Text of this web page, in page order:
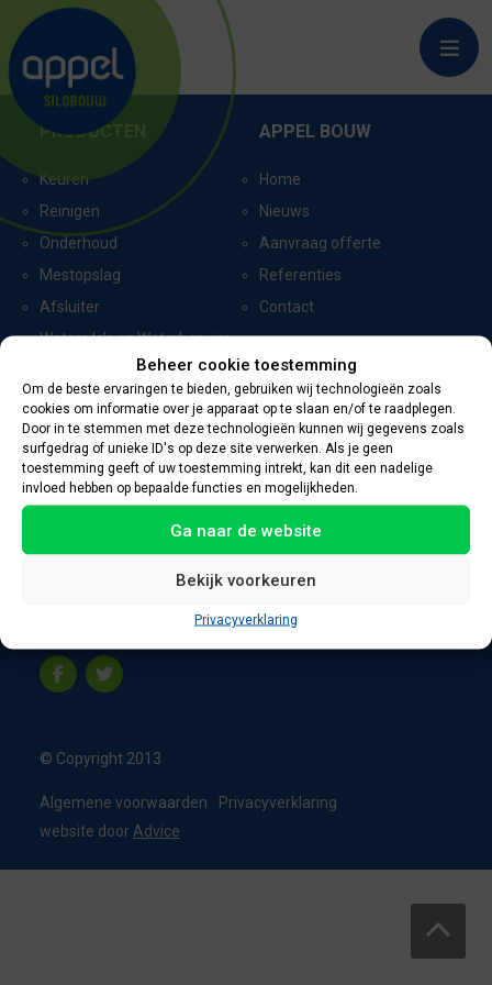
Beheer cookie toestemming
Om de beste ervaringen te bieden, gebruiken wij technologieën zoals
cookies om informatie over je apparaat op te slaan en/of te raadplegen.
Door in te stemmen met deze technologieën kunnen wij gegevens zoals
surfgedrag of unieke ID's op deze site verwerken. Als je geen
toestemming geeft of uw toestemming intrekt, kan dit een nadelige
invloed hebben op bepaalde functies en mogelijkheden.
Ga naar de website
Bekijk voorkeuren
Privacyverklaring
NIJKERKERVEEN
PRODUCTEN
Keuren
Reinigen
Onderhoud
Mestopslag
Afsluiter
Watersilo’s en Waterbassins
APPEL BOUW
Home
Nieuws
Aanvraag offerte
Referenties
Contact
CERTIFICERING CONTACTGEGEVENS
Oevers 11
8331 VC Steenwijk
Nederland
info@appelbouw.nl
© Copyright 2013
Algemene voorwaarden
Privacyverklaring
website door Advice